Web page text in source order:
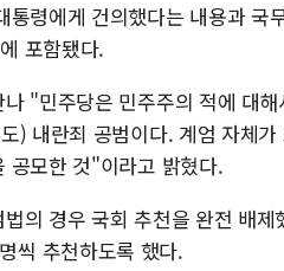
령에게 건의했다는 내용과 국
포함됐다.
"민주당은 민주주의 적에 대
) 내란죄 공범이다. 계엄 자체
공모한 것"이라고 밝혔다.
의 경우 국회 추천을 완전 배제
씩 추천하도록 했다.